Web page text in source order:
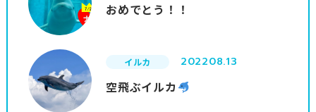
おめでとう！！
イルカ 202208.13
空飛ぶイルカ